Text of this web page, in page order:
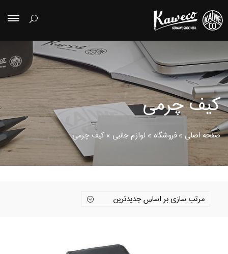
کیف چرمی
صفحه اصلی »فروشگاه » لوازم جانبی » کیف چرمی